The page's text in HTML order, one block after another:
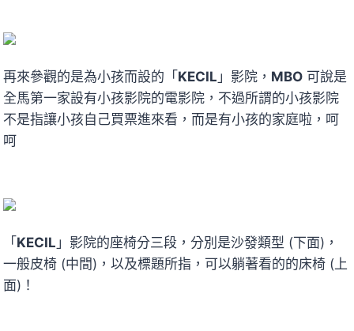
再來參觀的是為小孩而設的「KECIL 」影院， MBO 可說是
全馬第一家設有小孩影院的電影院，不過所謂的小孩影院
不是指讓小孩自己買票進來看，而是有小孩的家庭啦，呵
呵
「KECIL 」影院的座椅分三段，分別是沙發類型 (下面)，
一般皮椅 (中間)，以及標題所指，可以躺著看的的床椅 (上
面)！